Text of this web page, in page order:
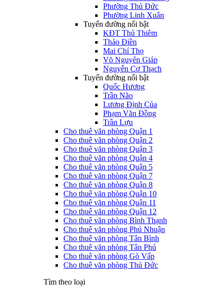
Phường Thủ Đức
Phường Linh Xuân
Tuyến đường nổi bật
KĐT Thủ Thiêm
Thảo Điền
Mai Chí Thọ
Võ Nguyên Giáp
Nguyễn Cơ Thạch
Tuyến đường nổi bật
Quốc Hương
Trần Não
Lương Định Của
Phạm Văn Đồng
Trần Lựu
Cho thuê văn phòng Quận 1
Cho thuê văn phòng Quận 2
Cho thuê văn phòng Quận 3
Cho thuê văn phòng Quận 4
Cho thuê văn phòng Quận 5
Cho thuê văn phòng Quận 7
Cho thuê văn phòng Quận 8
Cho thuê văn phòng Quận 10
Cho thuê văn phòng Quận 11
Cho thuê văn phòng Quận 12
Cho thuê văn phòng Bình Thạnh
Cho thuê văn phòng Phú Nhuận
Cho thuê văn phòng Tân Bình
Cho thuê văn phòng Tân Phú
Cho thuê văn phòng Gò Vấp
Cho thuê văn phòng Thủ Đức
Tìm theo loại